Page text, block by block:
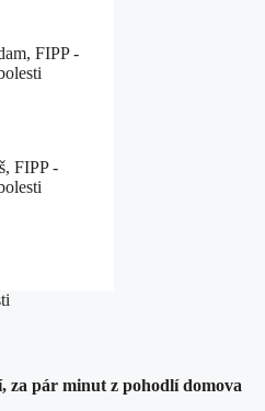
za pár minut z pohodlí domova